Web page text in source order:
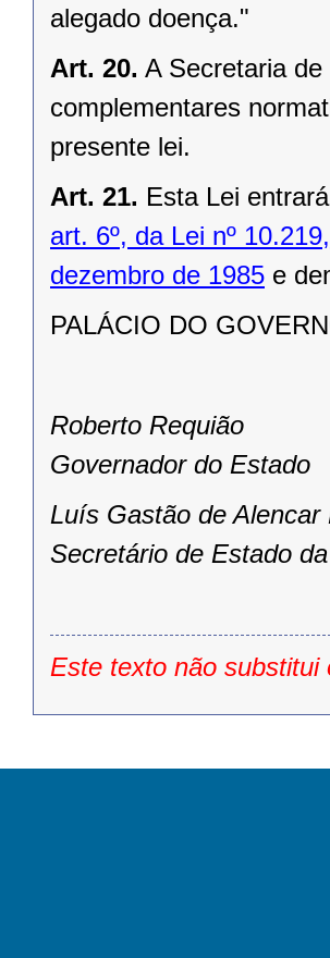
alegado doença."
Art. 20. A Secretaria
complementares
presente lei.
Art. 21. Esta Lei
art. 6º, da Lei nº
dezembro de 1985 e
PALÁCIO DO
Roberto Requião
Governador do Estado
Luís Gastão de
Secretário de Estado
Este texto não substitui